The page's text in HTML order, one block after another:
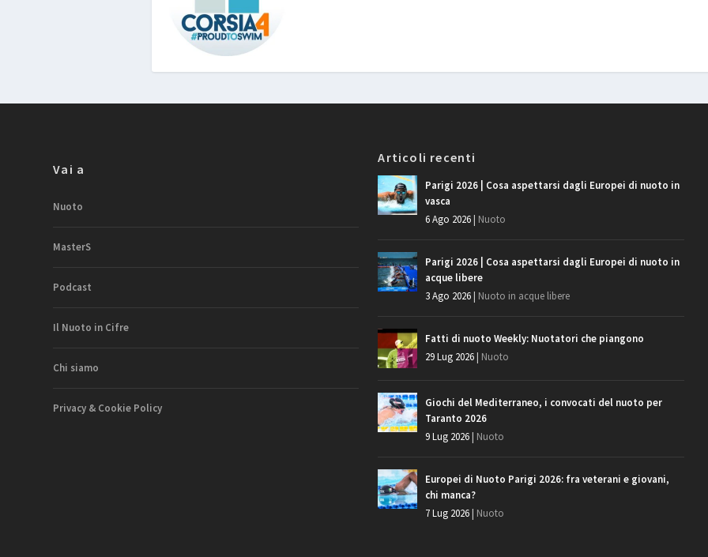
Vai a
Nuoto
MasterS
Podcast
Il Nuoto in Cifre
Chi siamo
Privacy & Cookie Policy
Articoli recenti
Parigi 2026 | Cosa aspettarsi dagli Europei di nuoto in
vasca
6 Ago 2026| Nuoto
Parigi 2026 | Cosa aspettarsi dagli Europei di nuoto in
acque libere
3 Ago 2026| Nuoto in acque libere
Fatti di nuoto Weekly: Nuotatori che piangono
29 Lug 2026| Nuoto
Giochi del Mediterraneo, i convocati del nuoto per
Taranto 2026
9 Lug 2026| Nuoto
Europei di Nuoto Parigi 2026: fra veterani e giovani,
chi manca?
7 Lug 2026| Nuoto